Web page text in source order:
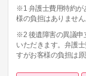
※1 弁護士費用特約が
様の負担はありません
※2 後遺障害の異議申
いただきます。弁護
すがお客様の負担は原